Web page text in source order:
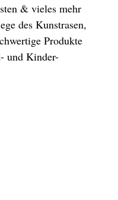
& vieles mehr
des Kunstrasen,
Produkte
und Kinder-